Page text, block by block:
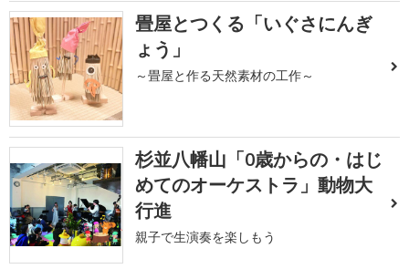
畳屋とつくる「いぐさにんぎ
ょう」
～畳屋と作る天然素材の工作～
杉並八幡山「0歳からの・はじ
めてのオーケストラ」動物大
行進
親子で生演奏を楽しもう